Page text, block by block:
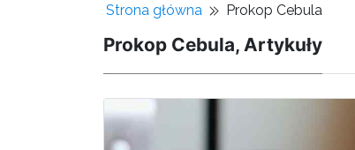
Strona główna Prokop Cebula
Prokop Cebula, Artykuły